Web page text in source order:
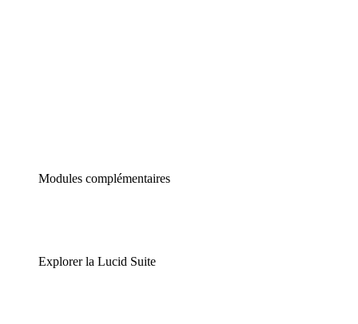
Modules complémentaires
Explorer la Lucid Suite